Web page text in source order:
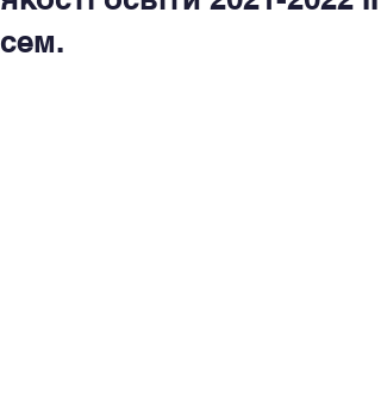
сем.